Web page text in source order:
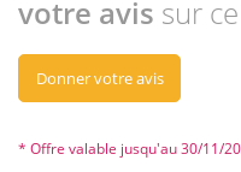
votre avis sur
Donner votre avis
* Offre valable jusqu'au 30/11/